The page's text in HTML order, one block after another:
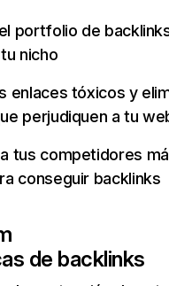
portfolio de
nicho
enlaces tóxicos y
perjudiquen a tu
tus competidores
conseguir backlinks
de backlinks